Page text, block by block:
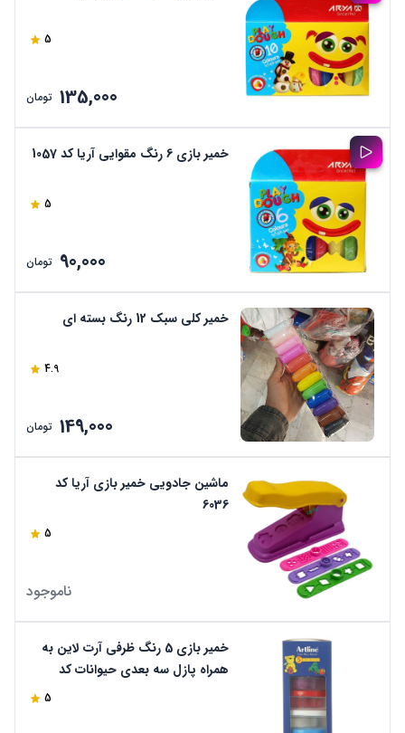
5
135,000 تومان
خمیر بازی 6 رنگ مقوایی آریا کد 1057
5
90,000 تومان
خمیر کلی سبک 12 رنگ بسته ای
4.9
149,000 تومان
ماشین جادویی خمیر بازی آریا کد
6036
5
ناموجود
خمیر بازی 5 رنگ ظرفی آرت لاین به
همراه پازل سه بعدی حیوانات کد
5